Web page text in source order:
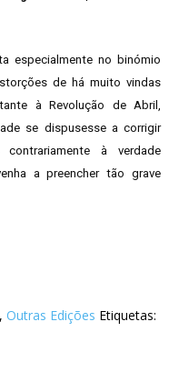
especialmente no binómio
de há muito vindas
à Revolução de Abril,
se dispusesse a corrigir
à verdade
a preencher tão grave
, Outras Edições Etiquetas: